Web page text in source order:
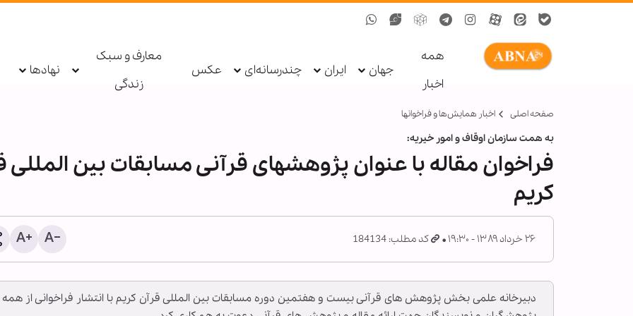
همه
اخبار
جهان ایران چندرسانه‌ای عکس
معارف و سبک
زندگی
نهادها
صفحه اصلی اخبار همايش‌ها و فراخوان‏ها
به همت سازمان اوقاف و امور خیریه:
فراخوان مقاله با عنوان پژوهشهای قرآنی مسابقات بین المللی
کریم
۲۶ خرداد ۱۳۸۹ - ۱۹:۳۰ کد مطلب: 184134
دبیرخانه علمی بخش پژوهش های قرآنی بیست و هفتمین دوره مسابقات بین المللی قرآن کریم با انتشار فراخوانی از همه
معرفی بیش از ۱۹۰
اربعینی در نورلایب؛ از
متنی تا گفت‌وگو با کتاب‌ها